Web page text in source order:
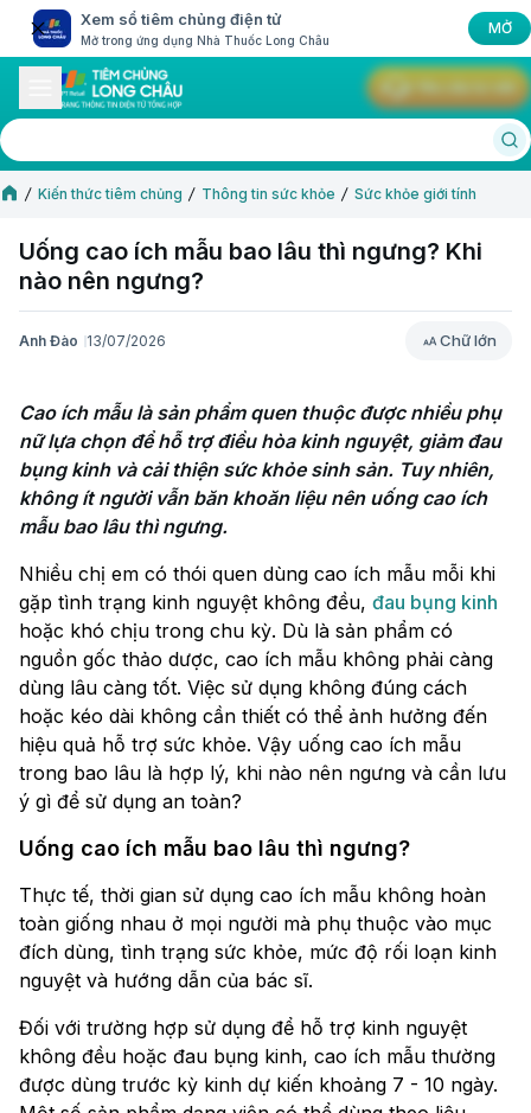
Xem sổ tiêm chủng điện tử
Mở trong ứng dụng Nhà Thuốc Long Châu
MỞ
Kiến thức tiêm chủng Thông tin sức khỏe Sức khỏe giới tính
Uống cao ích mẫu bao lâu thì ngưng? Khi
nào nên ngưng?
Anh Đào 13/07/2026 Chữ lớn
Chữ lớn
Cao ích mẫu là sản phẩm quen thuộc được nhiều phụ
nữ lựa chọn để hỗ trợ điều hòa kinh nguyệt, giảm đau
bụng kinh và cải thiện sức khỏe sinh sản. Tuy nhiên,
không ít người vẫn băn khoăn liệu nên uống cao ích
mẫu bao lâu thì ngưng.
Nhiều chị em có thói quen dùng cao ích mẫu mỗi khi
gặp tình trạng kinh nguyệt không đều, đau bụng kinh
hoặc khó chịu trong chu kỳ. Dù là sản phẩm có
nguồn gốc thảo dược, cao ích mẫu không phải càng
dùng lâu càng tốt. Việc sử dụng không đúng cách
hoặc kéo dài không cần thiết có thể ảnh hưởng đến
hiệu quả hỗ trợ sức khỏe. Vậy uống cao ích mẫu
trong bao lâu là hợp lý, khi nào nên ngưng và cần lưu
ý gì để sử dụng an toàn?
Uống cao ích mẫu bao lâu thì ngưng?
Thực tế, thời gian sử dụng cao ích mẫu không hoàn
toàn giống nhau ở mọi người mà phụ thuộc vào mục
đích dùng, tình trạng sức khỏe, mức độ rối loạn kinh
nguyệt và hướng dẫn của bác sĩ.
Đối với trường hợp sử dụng để hỗ trợ kinh nguyệt
không đều hoặc đau bụng kinh, cao ích mẫu thường
được dùng trước kỳ kinh dự kiến khoảng 7 - 10 ngày.